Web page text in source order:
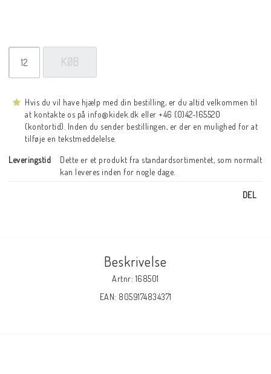
KØB
Hvis du vil have hjælp med din bestilling, er du altid velkommen til
at kontakte os på info@kidek.dk eller +46 (0)42-165520
(kontortid). Inden du sender bestillingen, er der en mulighed for at
tilføje en tekstmeddelelse.
Leveringstid
Dette er et produkt fra standardsortimentet, som normalt
kan leveres inden for nogle dage.
DEL
Beskrivelse
Artnr: 168501
EAN: 8059174834371